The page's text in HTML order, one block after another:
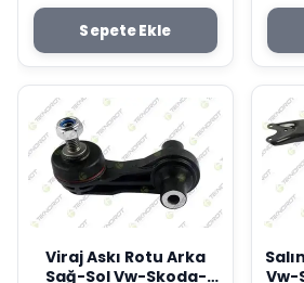
Ateca-Formentor- Q3
13> Teknorot
3Q0407151F-
3Q0407151E-
3Q0407153B
Sepete Ekle
Viraj Askı Rotu Arka
Sağ-Sol Vw-Skoda-
Vw-